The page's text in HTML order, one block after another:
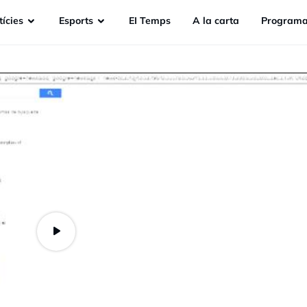
Esports EI Temps A la carta